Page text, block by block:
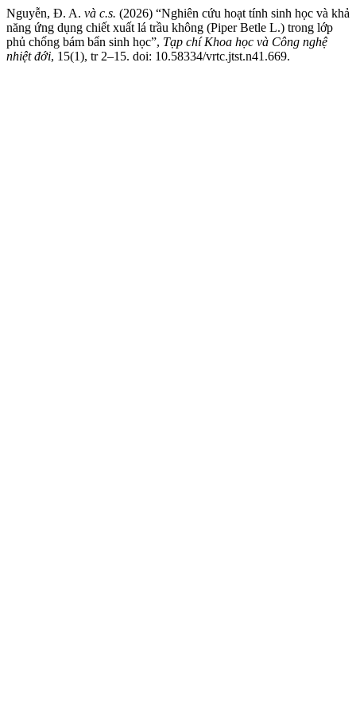
Nguyễn, Đ. A. và c.s. (2026) “Nghiên cứu hoạt tính sinh học và khả
năng ứng dụng chiết xuất lá trầu không (Piper Betle L.) trong lớp
phủ chống bám bẩn sinh học”, Tạp chí Khoa học và Công nghệ
nhiệt đới, 15(1), tr 2–15. doi: 10.58334/vrtc.jtst.n41.669.